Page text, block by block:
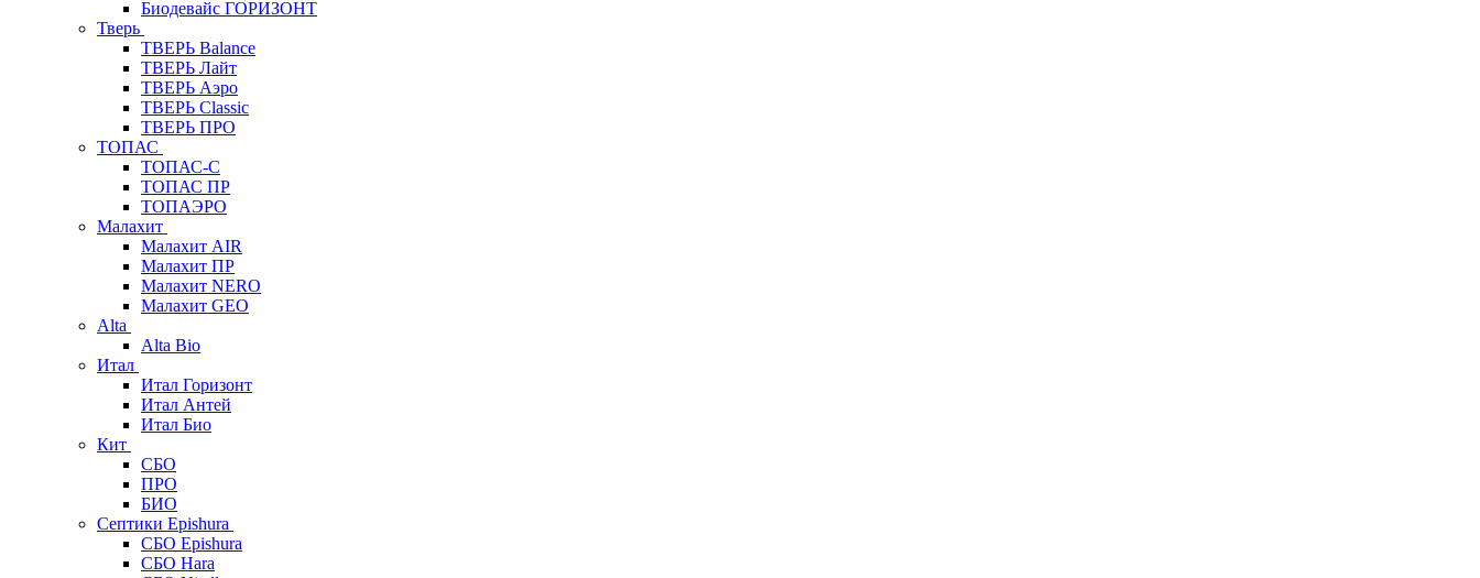
Биодевайс ГОРИЗОНТ
Тверь
ТВЕРЬ Balance
ТВЕРЬ Лайт
ТВЕРЬ Аэро
ТВЕРЬ Classic
ТВЕРЬ ПРО
ТОПАС
ТОПАС-С
ТОПАС ПР
ТОПАЭРО
Малахит
Малахит AIR
Малахит ПР
Малахит NERO
Малахит GEO
Alta
Alta Bio
Итал
Итал Горизонт
Итал Антей
Итал Био
Кит
СБО
ПРО
БИО
Септики Epishura
СБО Epishura
СБО Hara